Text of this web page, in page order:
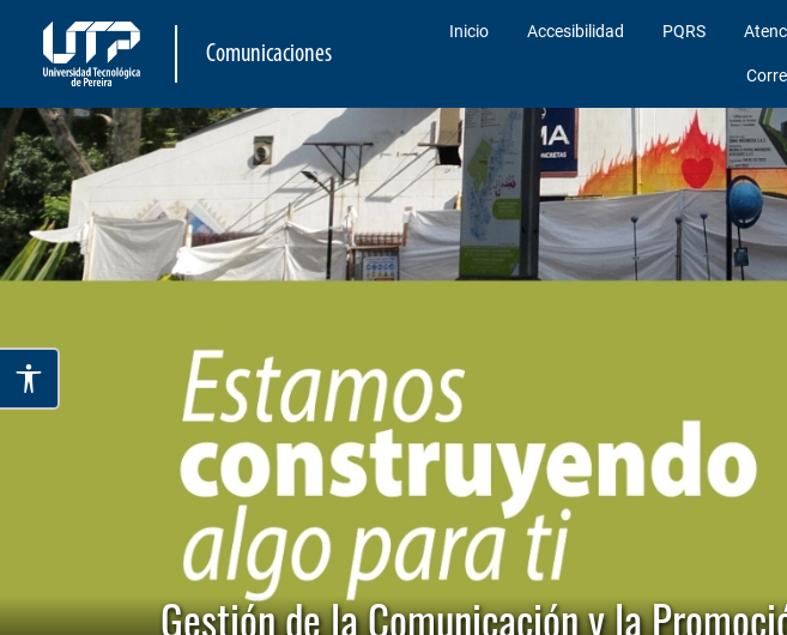
Comunicaciones
Inicio Accesibilidad PQRS
Gestión de la Comunicación y la